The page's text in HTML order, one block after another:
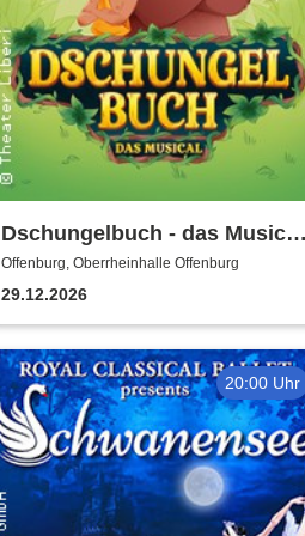
Dschungelbuch - das Musical
| Theater Liberi
Offenburg, Oberrheinhalle Offenburg
29.12.2026
20:00 Uhr